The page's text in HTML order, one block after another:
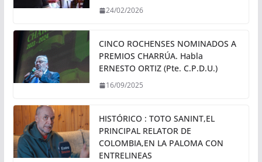
24/02/2026
CINCO ROCHENSES NOMINADOS A
PREMIOS CHARRÚA. Habla
ERNESTO ORTIZ (Pte. C.P.D.U.)
16/09/2025
HISTÓRICO : TOTO SANINT,EL
PRINCIPAL RELATOR DE
COLOMBIA,EN LA PALOMA CON
ENTRELINEAS